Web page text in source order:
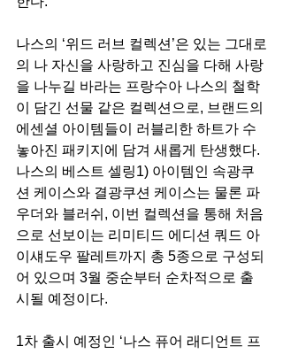
나스의 ‘위드 러브 컬렉션’은 있는 그대로
의 나 자신을 사랑하고 진심을 다해 사랑
을 나누길 바라는 프랑수아 나스의 철학
이 담긴 선물 같은 컬렉션으로, 브랜드의
에센셜 아이템들이 러블리한 하트가 수
놓아진 패키지에 담겨 새롭게 탄생했다.
나스의 베스트 셀링1) 아이템인 속광쿠
션 케이스와 결광쿠션 케이스는 물론 파
우더와 블러쉬, 이번 컬렉션을 통해 처음
으로 선보이는 리미티드 에디션 쿼드 아
이섀도우 팔레트까지 총 5종으로 구성되
어 있으며 3월 중순부터 순차적으로 출
시될 예정이다.
1차 출시 예정인 ‘나스 퓨어 래디언트 프